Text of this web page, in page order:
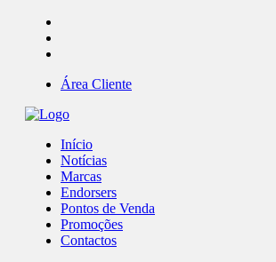
Área Cliente
Início
Notícias
Marcas
Endorsers
Pontos de Venda
Promoções
Contactos